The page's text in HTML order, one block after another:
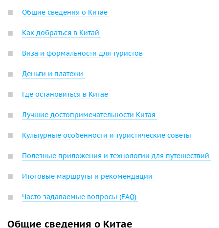
Общие сведения о Китае
Как добраться в Китай
Виза и формальности для туристов
Деньги и платежи
Где остановиться в Китае
Лучшие достопримечательности Китая
Культурные особенности и туристические советы
Полезные приложения и технологии для путешествий
Итоговые маршруты и рекомендации
Часто задаваемые вопросы (FAQ)
Общие сведения о Китае